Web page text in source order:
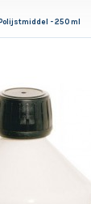
- 250 ml